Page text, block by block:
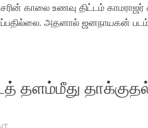
காலை உணவு திட்டம்
அதனால் ஜனநாயகன்
தளம்மீது